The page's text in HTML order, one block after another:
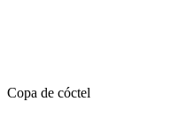
Copa de cóctel